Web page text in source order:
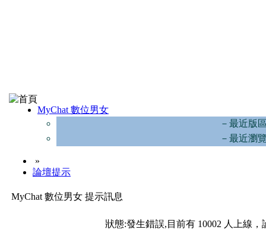
MyChat 數位男女
－最近版
－最近瀏
»
論壇提示
MyChat 數位男女 提示訊息
狀態:發生錯誤,目前有 10002 人上線